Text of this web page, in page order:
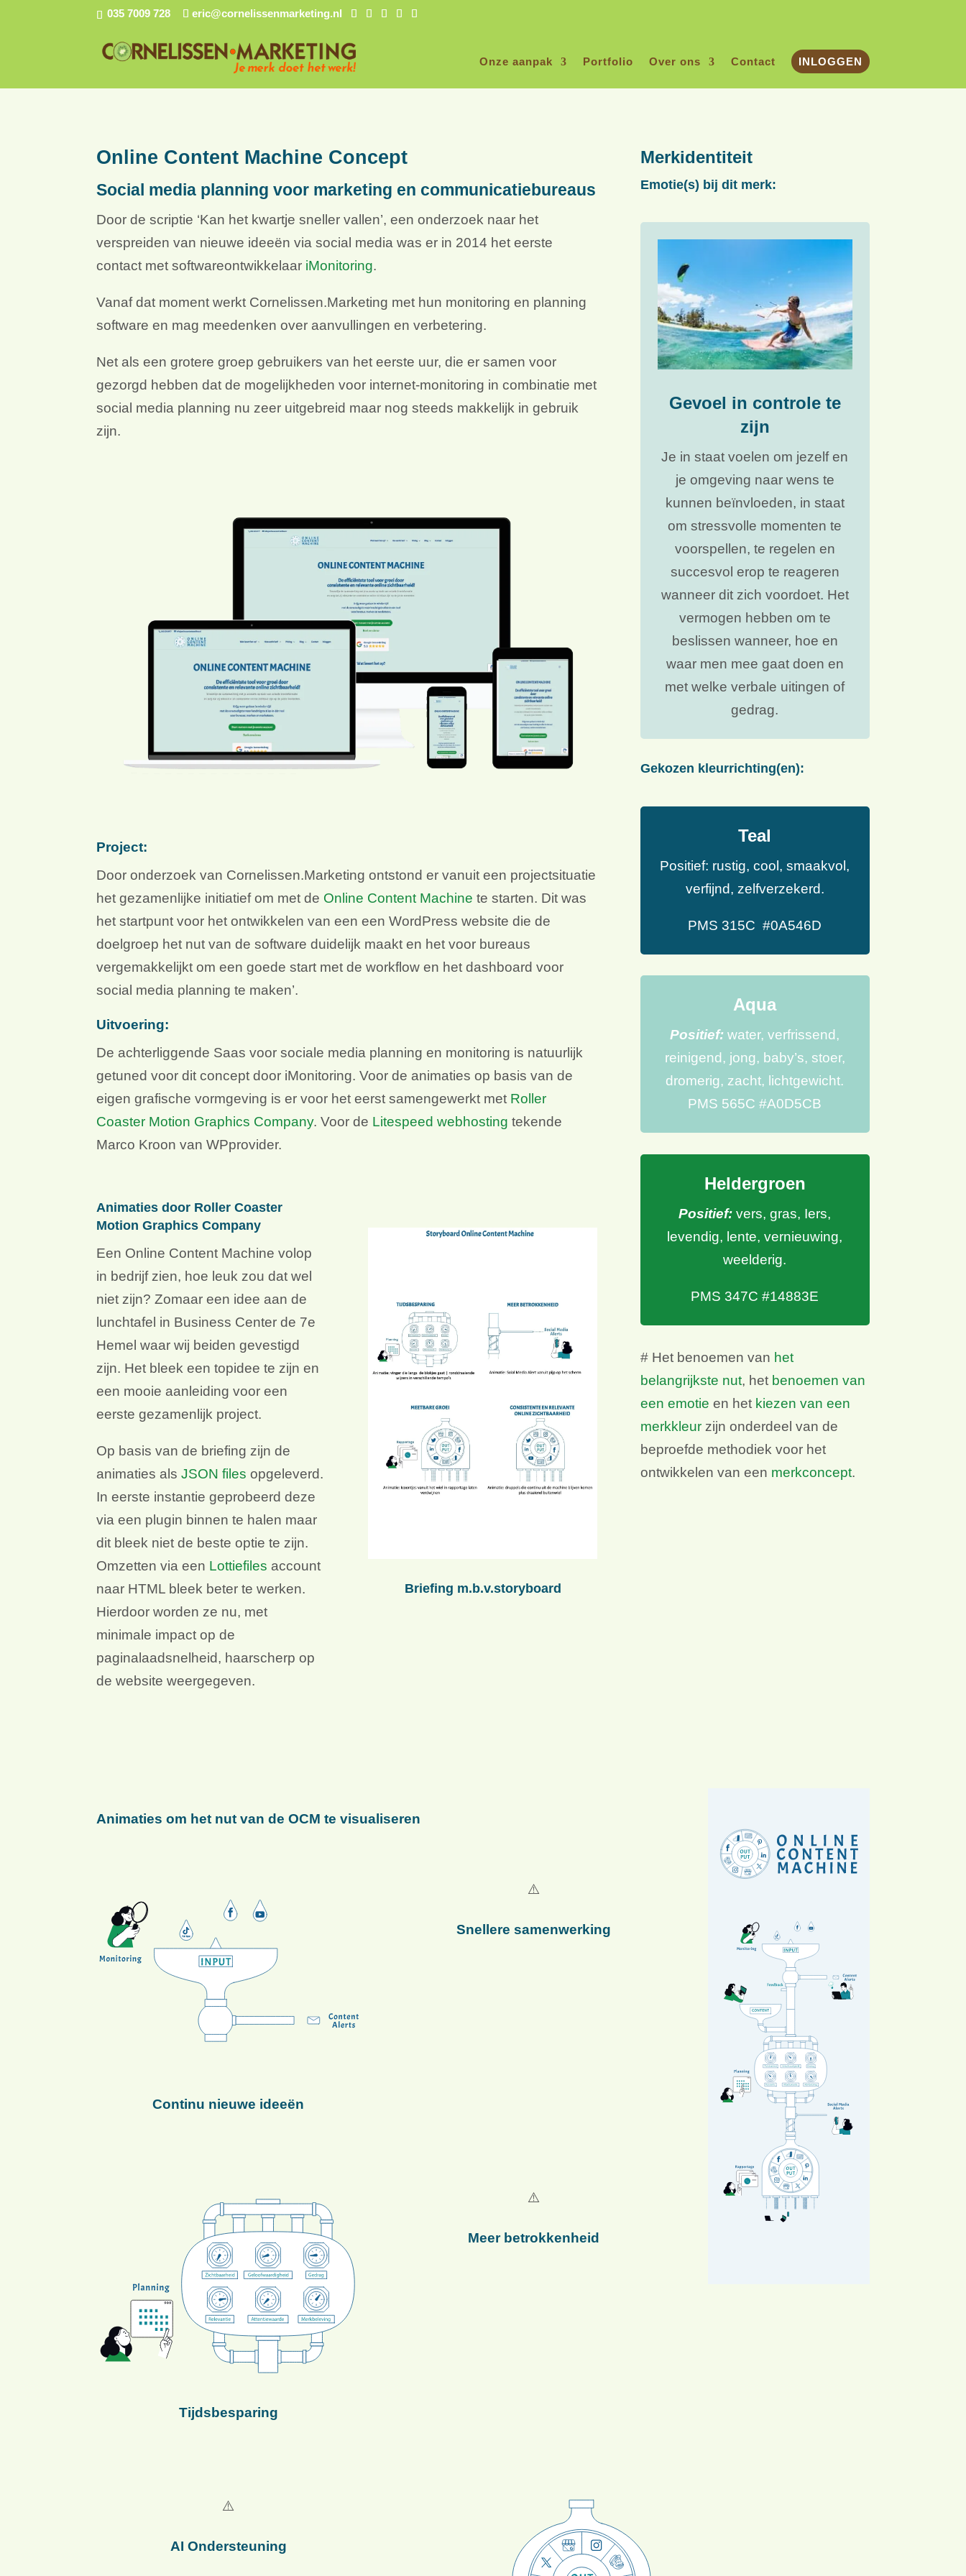
035 7009 728 eric@cornelissenmarketing.nl
Onze aanpak Portfolio Over ons Contact INLOGGEN
Online Content Machine Concept
Social media planning voor marketing en communicatiebureaus
Door de scriptie ‘Kan het kwartje sneller vallen’, een onderzoek naar het
verspreiden van nieuwe ideeën via social media was er in 2014 het eerste
contact met softwareontwikkelaar iMonitoring.
Vanaf dat moment werkt Cornelissen.Marketing met hun monitoring en planning
software en mag meedenken over aanvullingen en verbetering.
Net als een grotere groep gebruikers van het eerste uur, die er samen voor
gezorgd hebben dat de mogelijkheden voor internet-monitoring in combinatie met
social media planning nu zeer uitgebreid maar nog steeds makkelijk in gebruik
zijn.
Project:
Door onderzoek van Cornelissen.Marketing ontstond er vanuit een projectsituatie
het gezamenlijke initiatief om met de Online Content Machine te starten. Dit was
het startpunt voor het ontwikkelen van een een WordPress website die de
doelgroep het nut van de software duidelijk maakt en het voor bureaus
vergemakkelijkt om een goede start met de workflow en het dashboard voor
social media planning te maken’.
Uitvoering:
De achterliggende Saas voor sociale media planning en monitoring is natuurlijk
getuned voor dit concept door iMonitoring. Voor de animaties op basis van de
eigen grafische vormgeving is er voor het eerst samengewerkt met Roller
Coaster Motion Graphics Company. Voor de Litespeed webhosting tekende
Marco Kroon van WPprovider.
Animaties door Roller Coaster
Motion Graphics Company
Een Online Content Machine volop
in bedrijf zien, hoe leuk zou dat wel
niet zijn? Zomaar een idee aan de
lunchtafel in Business Center de 7e
Hemel waar wij beiden gevestigd
zijn. Het bleek een topidee te zijn en
een mooie aanleiding voor een
eerste gezamenlijk project.
Op basis van de briefing zijn de
animaties alsJSON files opgeleverd.
In eerste instantie geprobeerd deze
via een plugin binnen te halen maar
dit bleek niet de beste optie te zijn.
Omzetten via een Lottiefiles account
naar HTML bleek beter te werken.
Hierdoor worden ze nu, met
minimale impact op de
paginalaadsnelheid, haarscherp op
de website weergegeven.
Briefing m.b.v.storyboard
Merkidentiteit
Emotie(s) bij dit merk:
Gevoel in controle te
zijn
Je in staat voelen om jezelf en
je omgeving naar wens te
kunnen beïnvloeden, in staat
om stressvolle momenten te
voorspellen, te regelen en
succesvol erop te reageren
wanneer dit zich voordoet. Het
vermogen hebben om te
beslissen wanneer, hoe en
waar men mee gaat doen en
met welke verbale uitingen of
gedrag.
Gekozen kleurrichting(en):
Teal
Positief: rustig, cool, smaakvol,
verfijnd, zelfverzekerd.
PMS 315C #0A546D
Aqua
Positief: water, verfrissend,
reinigend, jong, baby’s, stoer,
dromerig, zacht, lichtgewicht.
PMS 565C #A0D5CB
Heldergroen
Positief: vers, gras, Iers,
levendig, lente, vernieuwing,
weelderig.
PMS 347C #14883E
# Het benoemen van het
belangrijkste nut, het benoemen van
een emotie en het kiezen van een
merkkleurzijn onderdeel van de
beproefde methodiek voor het
ontwikkelen van een merkconcept.
Animaties om het nut van de OCM te visualiseren
Continu nieuwe ideeën
Snellere samenwerking
Tijdsbesparing
Meer betrokkenheid
AI Ondersteuning